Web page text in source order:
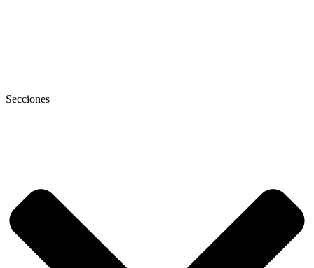
Secciones